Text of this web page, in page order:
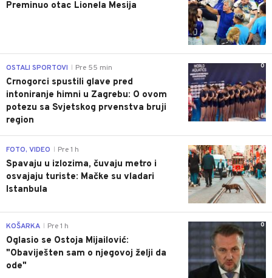
Preminuo otac Lionela Mesija
0
OSTALI SPORTOVI Pre 55 min
Crnogorci spustili glave pred
intoniranje himni u Zagrebu: O ovom
potezu sa Svjetskog prvenstva bruji
region
0
FOTO, VIDEO Pre 1 h
Spavaju u izlozima, čuvaju metro i
osvajaju turiste: Mačke su vladari
Istanbula
0
KOŠARKA Pre 1 h
Oglasio se Ostoja Mijailović:
"Obaviješten sam o njegovoj želji da
ode"